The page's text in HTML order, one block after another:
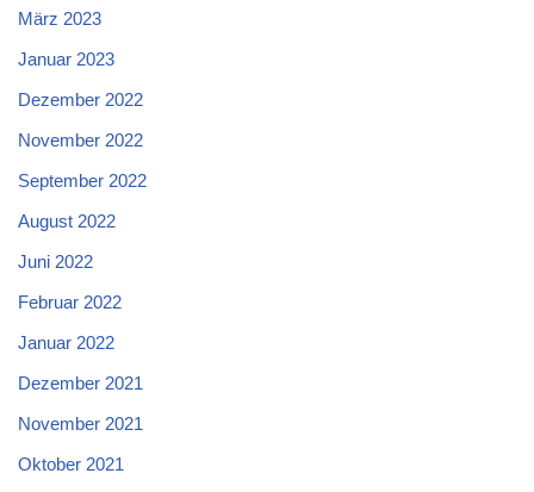
März 2023
Januar 2023
Dezember 2022
November 2022
September 2022
August 2022
Juni 2022
Februar 2022
Januar 2022
Dezember 2021
November 2021
Oktober 2021